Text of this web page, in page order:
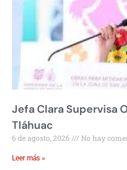
Jefa Clara Supervisa
Tláhuac
6 de agosto, 2026 No hay
Leer más »